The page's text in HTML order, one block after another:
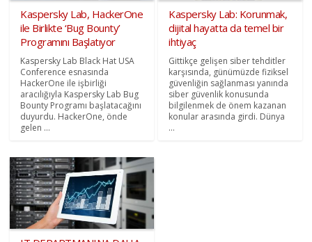
Kaspersky Lab, HackerOne
ile Birlikte ‘Bug Bounty’
Programını Başlatıyor
Kaspersky Lab Black Hat USA
Conference esnasında
HackerOne ile işbirliği
aracılığıyla Kaspersky Lab Bug
Bounty Programı başlatacağını
duyurdu. HackerOne, önde
gelen ...
Kaspersky Lab: Korunmak,
dijital hayatta da temel bir
ihtiyaç
Gittikçe gelişen siber tehditler
karşısında, günümüzde fiziksel
güvenliğin sağlanması yanında
siber güvenlik konusunda
bilgilenmek de önem kazanan
konular arasında girdi. Dünya
...